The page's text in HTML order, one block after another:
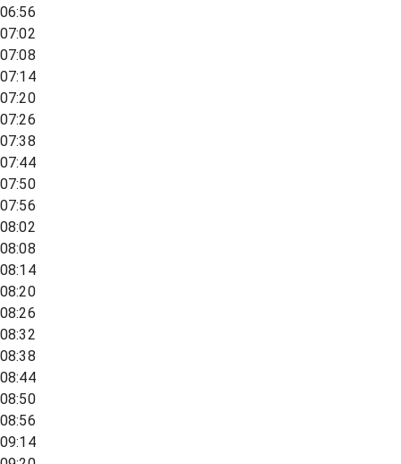
06:56
07:02
07:08
07:14
07:20
07:26
07:38
07:44
07:50
07:56
08:02
08:08
08:14
08:20
08:26
08:32
08:38
08:44
08:50
08:56
09:14